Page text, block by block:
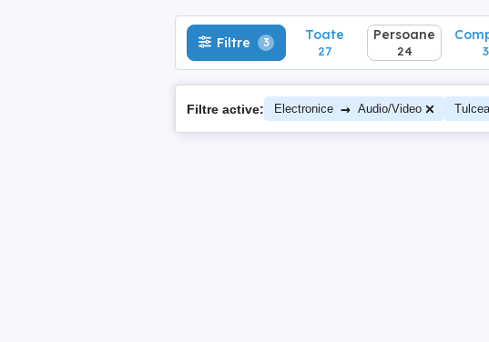
Filtre 3 Toate
27
Persoane
24 3
Filtre active: Electronice → Audio/Video Tulcea